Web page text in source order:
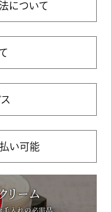
について
い可能